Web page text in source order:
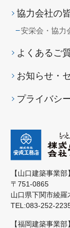
【山口建築事業部】
〒751-0865
山口県下関市綾羅
TEL:083-252-
【福岡建築事業部】
協力会社の
安栄会・協力
よくあるご
お知らせ・
プライバシ